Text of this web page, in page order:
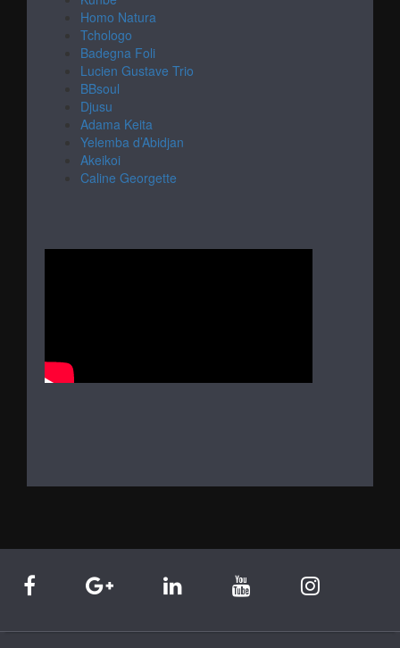
Homo Natura
Tchologo
Badegna Foli
Lucien Gustave Trio
BBsoul
Djusu
Adama Keita
Yelemba d’Abidjan
Akeikoi
Caline Georgette